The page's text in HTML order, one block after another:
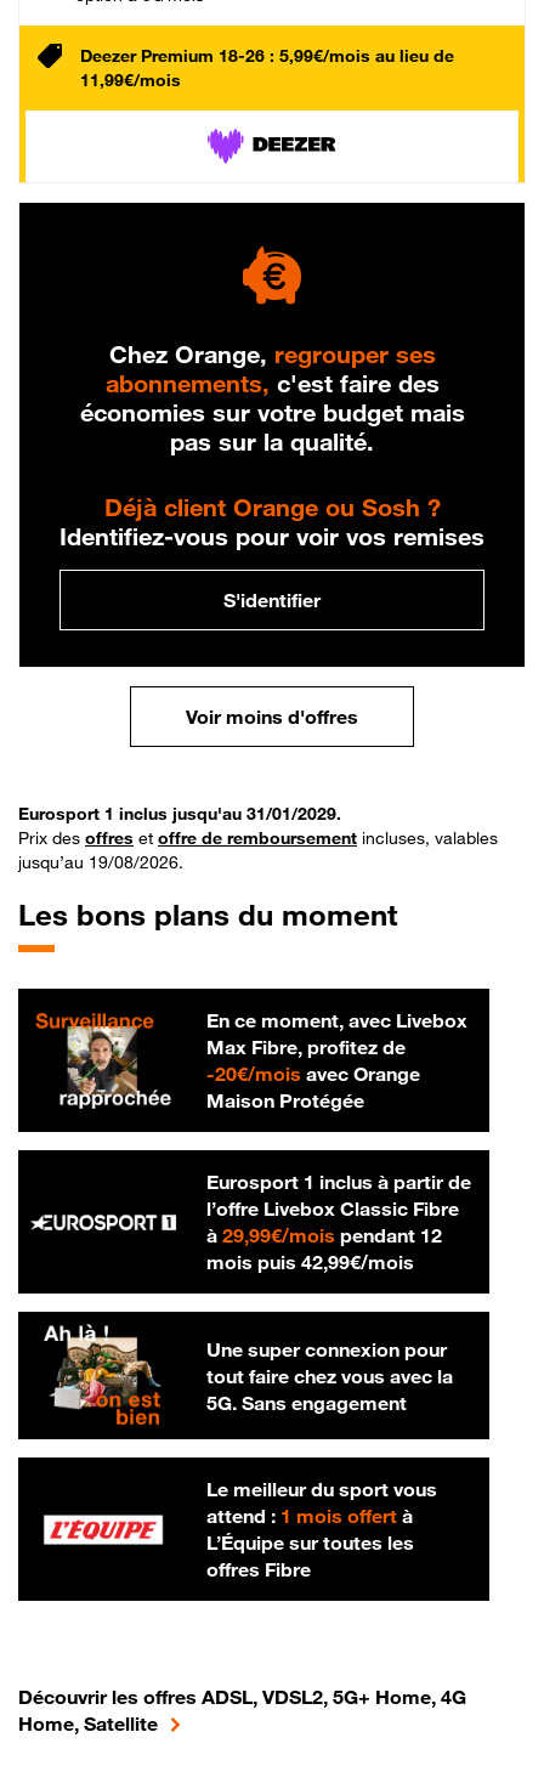
Deezer Premium 18-26 : 5,99€/mois au lieu de
11,99€/mois
Chez Orange, regrouper ses
abonnements, c'est faire des
économies sur votre budget mais
pas sur la qualité.
Déjà client Orange ou Sosh ?
Identifiez-vous pour voir vos remises
S'identifier
Voir moins d'offres
Eurosport 1 inclus jusqu'au 31/01/2029.
Prix des offres et offre de remboursement incluses, valables
jusqu’au 19/08/2026.
Les bons plans du moment
En ce moment, avec Livebox
Max Fibre, profitez de
-20€/mois20 € par mois
avec Orange
Maison Protégée
Eurosport 1 inclus à partir de
l’offre Livebox Classic Fibre
à 29,99€/mois29,99 € par mois
pendant 12
mois puis 42,99€/mois42,99 € par
Une super connexion pour
tout faire chez vous avec la
5G. Sans engagement
Le meilleur du sport vous
attend : 1 mois offertà
L’Équipe sur toutes les
offres Fibre
Découvrir les offres ADSL, VDSL2, 5G+ Home, 4G
Home, Satellite